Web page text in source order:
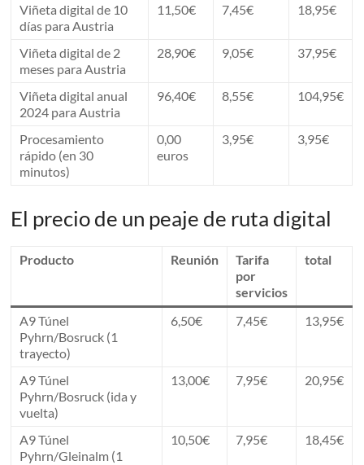
Viñeta digital de 10
días para Austria
11,50€ 7,45€ 18,95€
Viñeta digital de 2
meses para Austria
28,90€ 9,05€ 37,95€
Viñeta digital anual
2024 para Austria
96,40€ 8,55€ 104,95€
Procesamiento
rápido (en 30
minutos)
0,00
euros
3,95€ 3,95€
El precio de un peaje de ruta digital
Producto Reunión
Tarifa
por
servicios
total
A9 Túnel
Pyhrn/Bosruck (1
trayecto)
6,50€ 7,45€ 13,95€
A9 Túnel
Pyhrn/Bosruck (ida y
vuelta)
13,00€ 7,95€ 20,95€
A9 Túnel
Pyhrn/Gleinalm (1
10,50€ 7,95€ 18,45€